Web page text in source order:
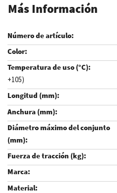
Más Información
+105)